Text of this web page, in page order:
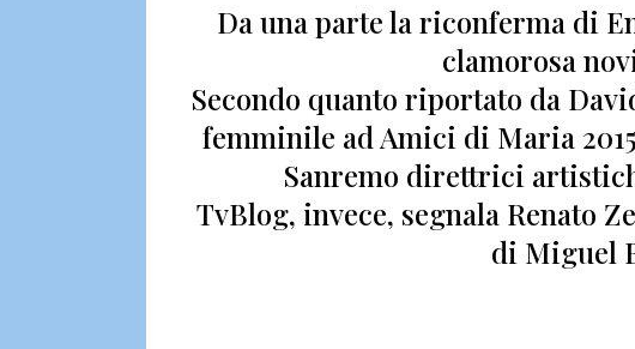
Da una parte la riconferma di
clamorosa
Secondo quanto riportato da
femminile ad Amici di Maria
Sanremo direttrici
TvBlog, invece, segnala Renato
di Miguel